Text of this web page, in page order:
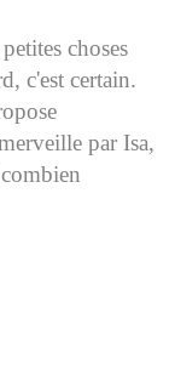
choses
c'est certain.
par Isa,